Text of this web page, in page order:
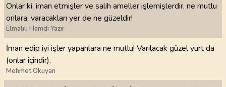
Onlar ki, iman etmişler ve salih ameller işlemişlerdir, ne mutlu
onlara, varacakları yer de ne güzeldir!
Elmalılı Hamdi Yazır
İman edip iyi işler yapanlara ne mutlu! Varılacak güzel yurt da
(onlar içindir).
Mehmet Okuyan